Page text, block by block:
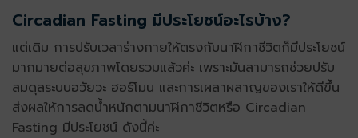
Circadian Fasting มีประโยชน์อะไรบ้าง?
แต่เดิม การปรับเวลาร่างกายให้ตรงกับนาฬิกาชีวิตก็มีประโยชน์
มากมายต่อสุขภาพโดยรวมแล้วค่ะ เพราะมันสามารถช่วยปรับ
สมดุลระบบอวัยวะ ฮอร์โมน และการเผลาผลาญของเราให้ดีขึ้น
ส่งผลให้การลดน้ำหนักตามนาฬิกาชีวิตหรือ Circadian
Fasting มีประโยชน์ ดังนี้ค่ะ